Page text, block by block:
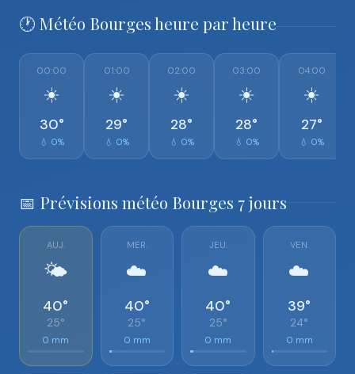
🕐 Météo Bourges heure par heure
00:00
☀️
30°
💧 0%
01:00
☀️
29°
💧 0%
02:00
☀️
28°
💧 0%
03:00
☀️
28°
💧 0%
04:00
☀️
27°
💧 0%
📅 Prévisions météo Bourges 7 jours
AUJ.
🌤️
40°
25°
0 mm
MER.
☁️
40°
25°
0 mm
JEU.
☁️
40°
25°
0 mm
VEN.
☁️
39°
24°
0 mm